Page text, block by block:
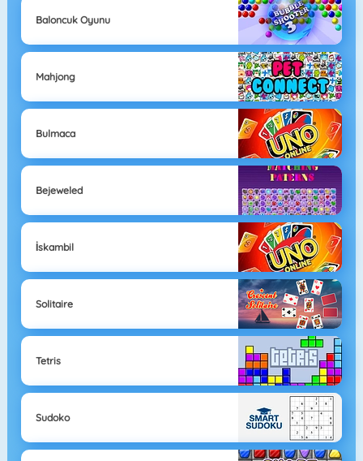
Baloncuk Oyunu
Mahjong
Bulmaca
Bejeweled
İskambil
Solitaire
Tetris
Sudoko